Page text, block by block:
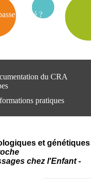
du CRA
pratiques
du CRA Rhône-Alpes
Hospitalier le Vinatier
bât 211
95, Bd Pinel
et génétiques
chez l'Enfant -
oublié ?